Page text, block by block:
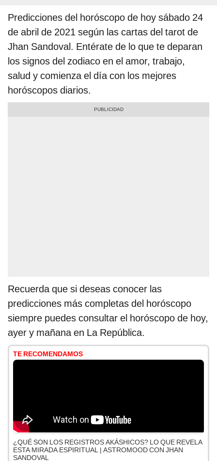
Predicciones del horóscopo de hoy sábado 24
de abril de 2021 según las cartas del tarot de
Jhan Sandoval. Entérate de lo que te deparan
los signos del zodiaco en el amor, trabajo,
salud y comienza el día con los mejores
horóscopos diarios.
Recuerda que si deseas conocer las
predicciones más completas del horóscopo
siempre puedes consultar el horóscopo de hoy,
ayer y mañana en La República.
TE RECOMENDAMOS
¿QUÉ SON LOS REGISTROS AKÁSHICOS? LO QUE REVELA
ESTA MIRADA ESPIRITUAL | ASTROMOOD CON JHAN
SANDOVAL